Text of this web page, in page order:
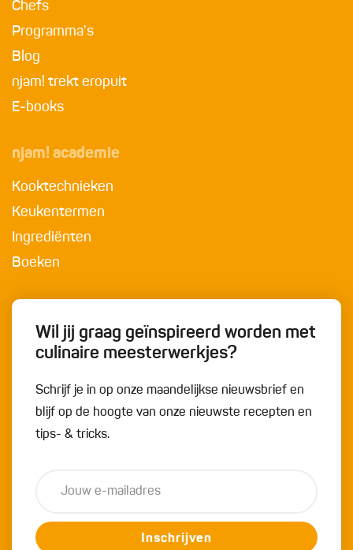
Chefs
Programma's
Blog
njam! trekt eropuit
E-books
njam! academie
Kooktechnieken
Keukentermen
Ingrediënten
Boeken
Wil jij graag geïnspireerd worden met
culinaire meesterwerkjes?
Schrijf je in op onze maandelijkse nieuwsbrief en
blijf op de hoogte van onze nieuwste recepten en
tips- & tricks.
Inschrijven